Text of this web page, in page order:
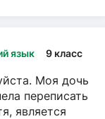
язык 9 класс
Моя дочь
переписать
является